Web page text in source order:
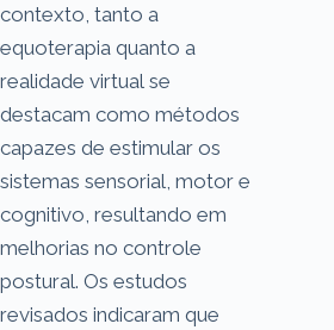
contexto, tanto a
equoterapia quanto a
realidade virtual se
destacam como métodos
capazes de estimular os
sistemas sensorial, motor e
cognitivo, resultando em
melhorias no controle
postural. Os estudos
revisados indicaram que